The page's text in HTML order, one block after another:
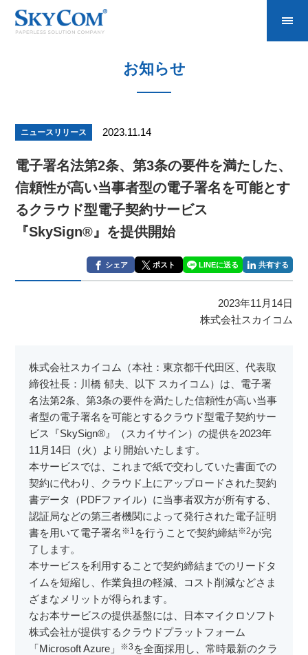
お知らせ
ニュースリリース 2023.11.14
電子署名法第2条、第3条の要件を満たした、
信頼性が高い当事者型の電子署名を可能とす
るクラウド型電子契約サービス
『SkySign®』を提供開始
シェア ポスト LINEに送る 共有する
2023年11月14日
株式会社スカイコム
株式会社スカイコム（本社：東京都千代田区、代表取
締役社長：川橋 郁夫、以下 スカイコム）は、電子署
名法第2条、第3条の要件を満たした信頼性が高い当事
者型の電子署名を可能とするクラウド型電子契約サー
ビス『SkySign®』（スカイサイン）の提供を2023年
11月14日（火）より開始いたします。
本サービスでは、これまで紙で交わしていた書面での
契約に代わり、クラウド上にアップロードされた契約
書データ（PDFファイル）に当事者双方が所有する、
認証局などの第三者機関によって発行された電子証明
書を用いて電子署名 ※1 を行うことで契約締結※2が完
了します。
本サービスを利用することで契約締結までのリードタ
イムを短縮し、作業負担の軽減、コスト削減などさま
ざまなメリットが得られます。
なお本サービスの提供基盤には、日本マイクロソフト
株式会社が提供するクラウドプラットフォーム
「Microsoft Azure」
※3 を全面採用し、常時最新のクラ